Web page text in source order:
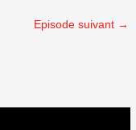
Episode suivant →